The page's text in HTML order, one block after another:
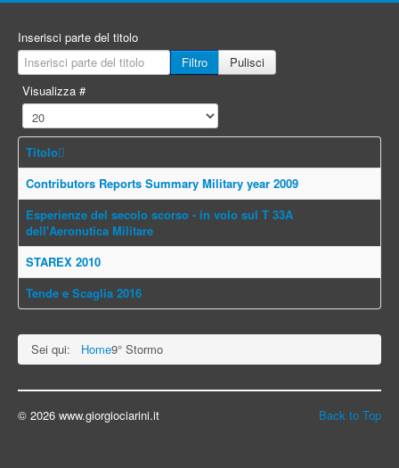
Inserisci parte del titolo
Filtro
Pulisci
Visualizza #
Titolo
Contributors Reports Summary Military year 2009
Esperienze del secolo scorso - in volo sul T 33A
dell'Aeronutica Militare
STAREX 2010
Tende e Scaglia 2016
Sei qui: Home9° Stormo
Back to Top
© 2026 www.giorgiociarini.it